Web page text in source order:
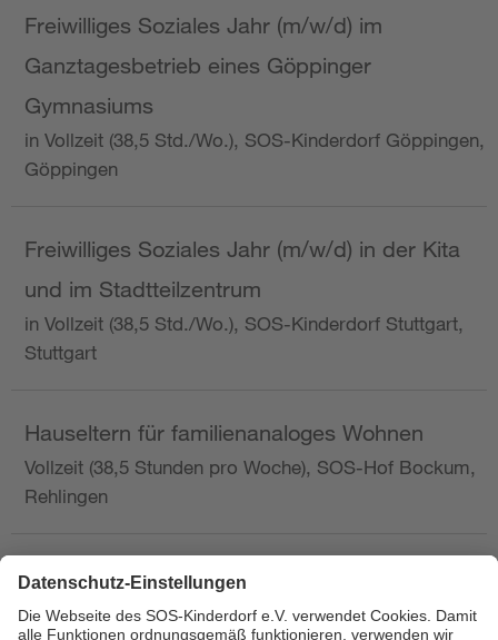
Freiwilliges Soziales Jahr (m/w/d) im
Ganztagesbetrieb eines Göppinger
Gymnasiums
in Vollzeit (38,5 Std./Wo.), SOS-Kinderdorf Göppingen,
Göppingen
Freiwilliges Soziales Jahr (m/w/d) in der Kita
und im Stadtteilzentrum
in Vollzeit (38,5 Std./Wo.), SOS-Kinderdorf Stuttgart,
Stuttgart
Hauseltern für familienanaloges Wohnen
Vollzeit (38,5 Stunden pro Woche), SOS-Hof Bockum,
Rehlingen
Hauswirtschafterin / Köchin (m/w/d) als
Ausbilderin (m/w/d) im Bereich